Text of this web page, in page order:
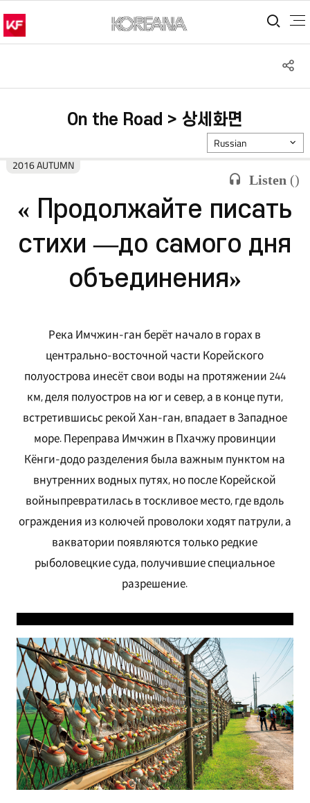
통
On the Road > 상세화면
Listen ()
2016 AUTUMN
Russian
« Продолжайте писать
стихи —до самого дня
объединения»
Река Имчжин-ган берёт начало в горах в
центрально-восточной части Корейского
полуострова инесёт свои воды на протяжении 244
км, деля полуостров на юг и север, а в конце пути,
встретившисьс рекой Хан-ган, впадает в Западное
море. Переправа Имчжин в Пхачжу провинции
Кёнги-додо разделения была важным пунктом на
внутренних водных путях, но после Корейской
войныпревратилась в тоскливое место, где вдоль
ограждения из колючей проволоки ходят патрули, а
вакватории появляются только редкие
рыболовецкие суда, получившие специальное
разрешение.